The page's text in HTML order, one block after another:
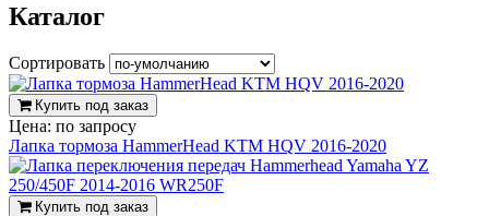
Каталог
Сортировать
Купить под заказ
Цена: по запросу
Лапка тормоза HammerHead KTM HQV 2016-2020
Купить под заказ